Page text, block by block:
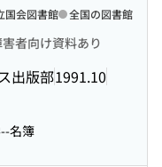
害者向け資料あり
出版部1991.10
国会図書館 全国の図書館
名簿